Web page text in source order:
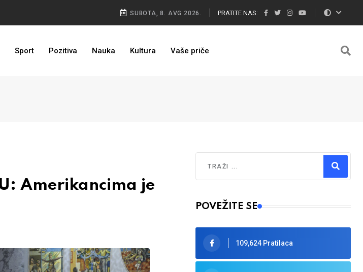
SUBOTA, 8. AVG 2026. PRATITE NAS:
Sport Pozitiva Nauka Kultura Vaše priče
Amerikancima je
Type 2 or more characters for results.
POVEŽITE SE
109,624 Pratilaca